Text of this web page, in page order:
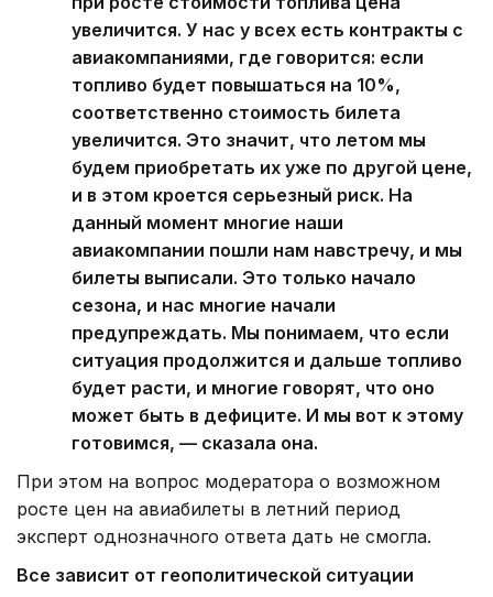
увеличится. У нас у всех есть контракты с
авиакомпаниями, где говорится: если
топливо будет повышаться на 10%,
соответственно стоимость билета
увеличится. Это значит, что летом мы
будем приобретать их уже по другой цене,
и в этом кроется серьезный риск. На
данный момент многие наши
авиакомпании пошли нам навстречу, и мы
билеты выписали. Это только начало
сезона, и нас многие начали
предупреждать. Мы понимаем, что если
ситуация продолжится и дальше топливо
будет расти, и многие говорят, что оно
может быть в дефиците. И мы вот к этому
готовимся, — сказала она.
При этом на вопрос модератора о возможном
росте цен на авиабилеты в летний период
эксперт однозначного ответа дать не смогла.
Все зависит от геополитической ситуации